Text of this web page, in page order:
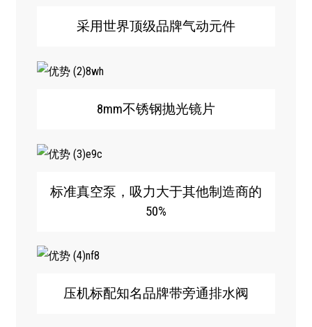
采用世界顶级品牌气动元件
8mm不锈钢抛光镜片
标准真空泵，吸力大于其他制造商的
50%
压机标配知名品牌带旁通排水阀